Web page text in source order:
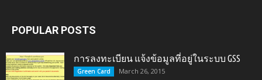
POPULAR POSTS
การลงทะเบียน แจ้งข้อมูลที่อยู่ในระบบ GSS
Green Card March 26, 2015